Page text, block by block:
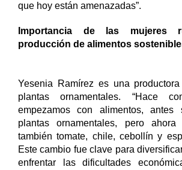
que hoy están amenazadas”.
Importancia de las mujeres
producción de alimentos
Yesenia Ramírez es una
plantas ornamentales. “Hace
empezamos con alimentos, antes
plantas ornamentales, pero ahora
también tomate, chile, cebollín y
Este cambio fue clave para
enfrentar las dificultades